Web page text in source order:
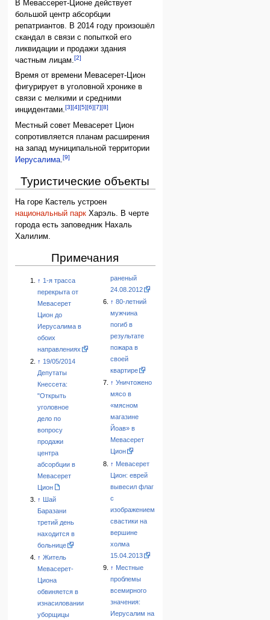
В Мевассерет-Ционе действует
большой центр абсорбции
репатриантов. В 2014 году произошёл
скандал в связи с попыткой его
ликвидации и продажи здания
частным лицам.[2]
Время от времени Мевасерет-Цион
фигурирует в уголовной хронике в
связи с мелкими и средними
инцидентами.[3][4][5][6][7][8]
Местный совет Мевасерет Цион
сопротивляется планам расширения
на запад муниципальной территории
Иерусалима.[9]
Туристические объекты
На горе Кастель устроен
национальный парк Харэль. В черте
города есть заповедник Нахаль
Халилим.
Примечания
↑ 1-я трасса
перекрыта от
Мевасерет
Цион до
Иерусалима в
обоих
направлениях
↑ 19/05/2014
Депутаты
Кнессета:
"Открыть
уголовное
дело по
вопросу
продажи
центра
абсорбции в
Мевасерет
Цион
↑ Шай
Баразани
третий день
находится в
больнице
↑ Житель
Мевасерет-
Циона
обвиняется в
изнасиловании
уборщицы
раненый
24.08.2012
↑ 80-летний
мужчина
погиб в
результате
пожара в
своей
квартире
↑ Уничтожено
мясо в
«мясном
магазине
Йоав» в
Мевасерет
Цион
↑ Мевасерет
Цион: еврей
вывесил флаг
с
изображением
свастики на
вершине
холма
15.04.2013
↑ Местные
проблемы
всемирного
значения:
Иерусалим на